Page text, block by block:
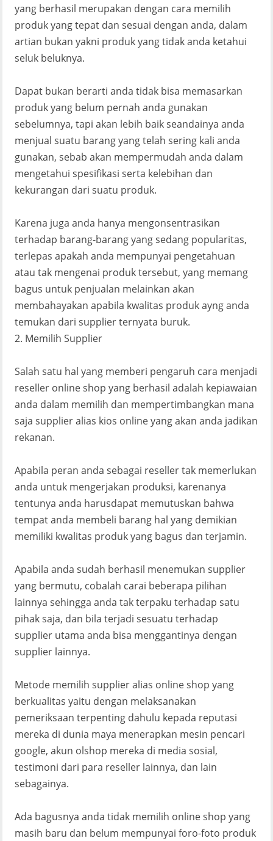
yang berhasil merupakan dengan cara memilih
produk yang tepat dan sesuai dengan anda, dalam
artian bukan yakni produk yang tidak anda ketahui
seluk beluknya.
Dapat bukan berarti anda tidak bisa memasarkan
produk yang belum pernah anda gunakan
sebelumnya, tapi akan lebih baik seandainya anda
menjual suatu barang yang telah sering kali anda
gunakan, sebab akan mempermudah anda dalam
mengetahui spesifikasi serta kelebihan dan
kekurangan dari suatu produk.
Karena juga anda hanya mengonsentrasikan
terhadap barang-barang yang sedang popularitas,
terlepas apakah anda mempunyai pengetahuan
atau tak mengenai produk tersebut, yang memang
bagus untuk penjualan melainkan akan
membahayakan apabila kwalitas produk ayng anda
temukan dari supplier ternyata buruk.
2. Memilih Supplier
Salah satu hal yang memberi pengaruh cara menjadi
reseller online shop yang berhasil adalah kepiawaian
anda dalam memilih dan mempertimbangkan mana
saja supplier alias kios online yang akan anda jadikan
rekanan.
Apabila peran anda sebagai reseller tak memerlukan
anda untuk mengerjakan produksi, karenanya
tentunya anda harusdapat memutuskan bahwa
tempat anda membeli barang hal yang demikian
memiliki kwalitas produk yang bagus dan terjamin.
Apabila anda sudah berhasil menemukan supplier
yang bermutu, cobalah carai beberapa pilihan
lainnya sehingga anda tak terpaku terhadap satu
pihak saja, dan bila terjadi sesuatu terhadap
supplier utama anda bisa menggantinya dengan
supplier lainnya.
Metode memilih supplier alias online shop yang
berkualitas yaitu dengan melaksanakan
pemeriksaan terpenting dahulu kepada reputasi
mereka di dunia maya menerapkan mesin pencari
google, akun olshop mereka di media sosial,
testimoni dari para reseller lainnya, dan lain
sebagainya.
Ada bagusnya anda tidak memilih online shop yang
masih baru dan belum mempunyai foro-foto produk